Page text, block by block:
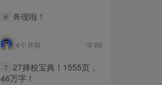
6 奔现啦！
4个月前 86
7 27择校宝典！1555页，
46万字！